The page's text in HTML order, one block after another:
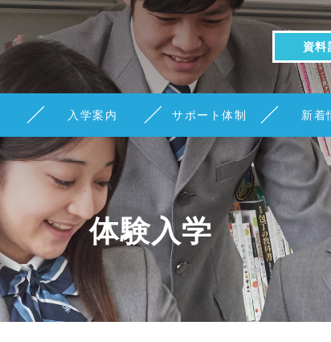
資料
入学案内 サポート体制 新着
体験入学